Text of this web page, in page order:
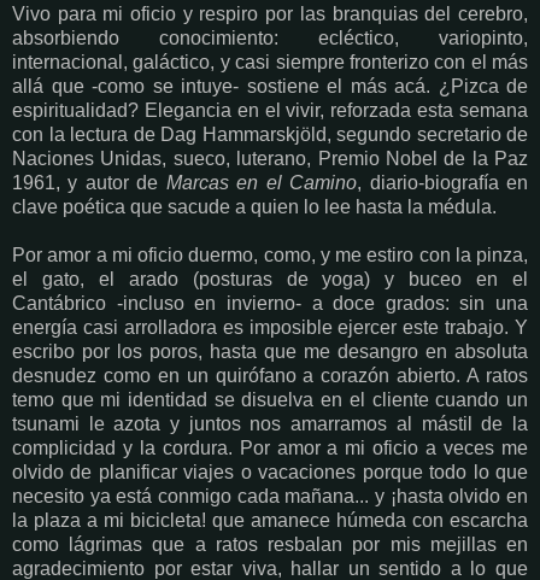
Vivo para mi oficio y respiro por las branquias del cerebro,
absorbiendo conocimiento: ecléctico, variopinto,
internacional, galáctico, y casi siempre fronterizo con el más
allá que -como se intuye- sostiene el más acá. ¿Pizca de
espiritualidad? Elegancia en el vivir, reforzada esta semana
con la lectura de Dag Hammarskjöld, segundo secretario de
Naciones Unidas, sueco, luterano, Premio Nobel de la Paz
1961, y autor de Marcas en el Camino, diario-biografía en
clave poética que sacude a quien lo lee hasta la médula.
Por amor a mi oficio duermo, como, y me estiro con la pinza,
el gato, el arado (posturas de yoga) y buceo en el
Cantábrico -incluso en invierno- a doce grados: sin una
energía casi arrolladora es imposible ejercer este trabajo. Y
escribo por los poros, hasta que me desangro en absoluta
desnudez como en un quirófano a corazón abierto. A ratos
temo que mi identidad se disuelva en el cliente cuando un
tsunami le azota y juntos nos amarramos al mástil de la
complicidad y la cordura. Por amor a mi oficio a veces me
olvido de planificar viajes o vacaciones porque todo lo que
necesito ya está conmigo cada mañana... y ¡hasta olvido en
la plaza a mi bicicleta! que amanece húmeda con escarcha
como lágrimas que a ratos resbalan por mis mejillas en
agradecimiento por estar viva, hallar un sentido a lo que